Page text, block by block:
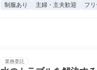
制服あり 主婦・主夫歓迎 フ
業務委託